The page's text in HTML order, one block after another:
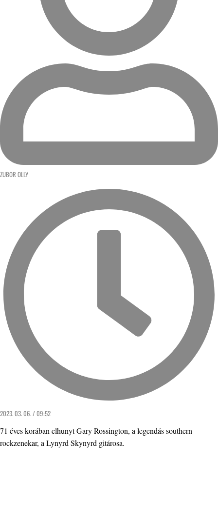
ZUBOR OLLY
2023. 03. 06. / 09:52
71 éves korában elhunyt Gary Rossington, a legendás southern
rockzenekar, a Lynyrd Skynyrd gitárosa.